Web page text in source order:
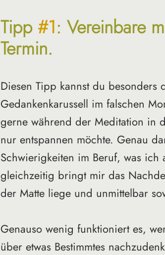
Tipp #1: Vereinbare
Termin.
Diesen Tipp kannst du
Gedankenkarussell im falschen
gerne während der Meditation in
nur entspannen möchte. Genau
Schwierigkeiten im Beruf, was
gleichzeitig bringt mir das
der Matte liege und unmittelbar
Genauso wenig funktioniert es,
über etwas Bestimmtes